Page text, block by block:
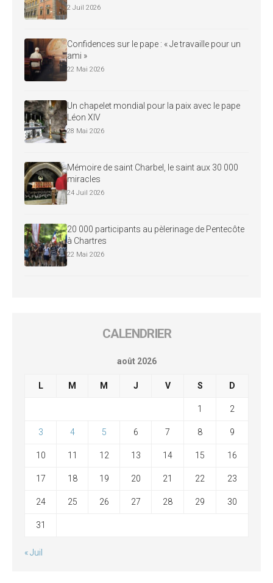
2 Juil 2026
Confidences sur le pape : « Je travaille pour un
ami »
22 Mai 2026
Un chapelet mondial pour la paix avec le pape
Léon XIV
28 Mai 2026
Mémoire de saint Charbel, le saint aux 30 000
miracles
24 Juil 2026
20 000 participants au pèlerinage de Pentecôte
à Chartres
22 Mai 2026
CALENDRIER
août 2026
L M M J V S D
1 2
3 4 5 6 7 8 9
10 11 12 13 14 15 16
17 18 19 20 21 22 23
24 25 26 27 28 29 30
31
« Juil